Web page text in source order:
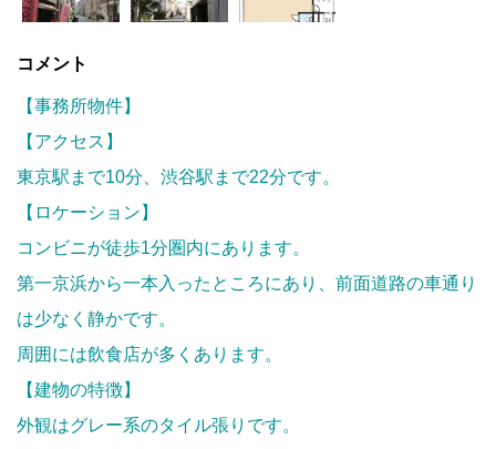
コメント
【事務所物件】
【アクセス】
東京駅まで10分、渋谷駅まで22分です。
【ロケーション】
コンビニが徒歩1分圏内にあります。
第一京浜から一本入ったところにあり、前面道路の車通り
は少なく静かです。
周囲には飲食店が多くあります。
【建物の特徴】
外観はグレー系のタイル張りです。